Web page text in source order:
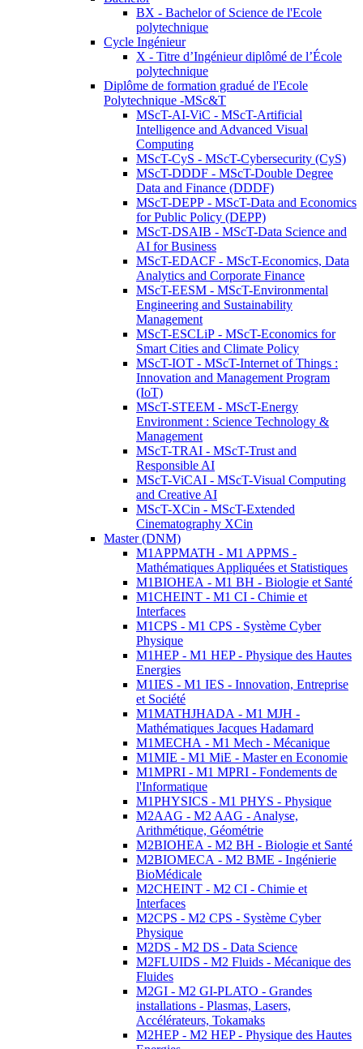
BX - Bachelor of Science de l'Ecole
polytechnique
Cycle Ingénieur
X - Titre d’Ingénieur diplômé de l’École
polytechnique
Diplôme de formation gradué de l'Ecole
Polytechnique -MSc&T
MScT-AI-ViC - MScT-Artificial
Intelligence and Advanced Visual
Computing
MScT-CyS - MScT-Cybersecurity (CyS)
MScT-DDDF - MScT-Double Degree
Data and Finance (DDDF)
MScT-DEPP - MScT-Data and Economics
for Public Policy (DEPP)
MScT-DSAIB - MScT-Data Science and
AI for Business
MScT-EDACF - MScT-Economics, Data
Analytics and Corporate Finance
MScT-EESM - MScT-Environmental
Engineering and Sustainability
Management
MScT-ESCLiP - MScT-Economics for
Smart Cities and Climate Policy
MScT-IOT - MScT-Internet of Things :
Innovation and Management Program
(IoT)
MScT-STEEM - MScT-Energy
Environment : Science Technology &
Management
MScT-TRAI - MScT-Trust and
Responsible AI
MScT-ViCAI - MScT-Visual Computing
and Creative AI
MScT-XCin - MScT-Extended
Cinematography XCin
Master (DNM)
M1APPMATH - M1 APPMS -
Mathématiques Appliquées et Statistiques
M1BIOHEA - M1 BH - Biologie et Santé
M1CHEINT - M1 CI - Chimie et
Interfaces
M1CPS - M1 CPS - Système Cyber
Physique
M1HEP - M1 HEP - Physique des Hautes
Energies
M1IES - M1 IES - Innovation, Entreprise
et Société
M1MATHJHADA - M1 MJH -
Mathématiques Jacques Hadamard
M1MECHA - M1 Mech - Mécanique
M1MIE - M1 MiE - Master en Economie
M1MPRI - M1 MPRI - Fondements de
l'Informatique
M1PHYSICS - M1 PHYS - Physique
M2AAG - M2 AAG - Analyse,
Arithmétique, Géométrie
M2BIOHEA - M2 BH - Biologie et Santé
M2BIOMECA - M2 BME - Ingénierie
BioMédicale
M2CHEINT - M2 CI - Chimie et
Interfaces
M2CPS - M2 CPS - Système Cyber
Physique
M2DS - M2 DS - Data Science
M2FLUIDS - M2 Fluids - Mécanique des
Fluides
M2GI - M2 GI-PLATO - Grandes
installations - Plasmas, Lasers,
Accélérateurs, Tokamaks
M2HEP - M2 HEP - Physique des Hautes